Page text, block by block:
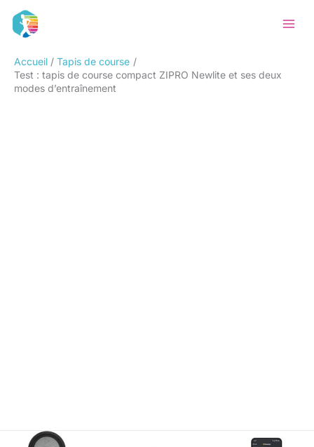
Accueil
Tapis de course
Test : tapis de course compact ZIPRO Newlite et ses deux
modes d’entraînement
Rechercher